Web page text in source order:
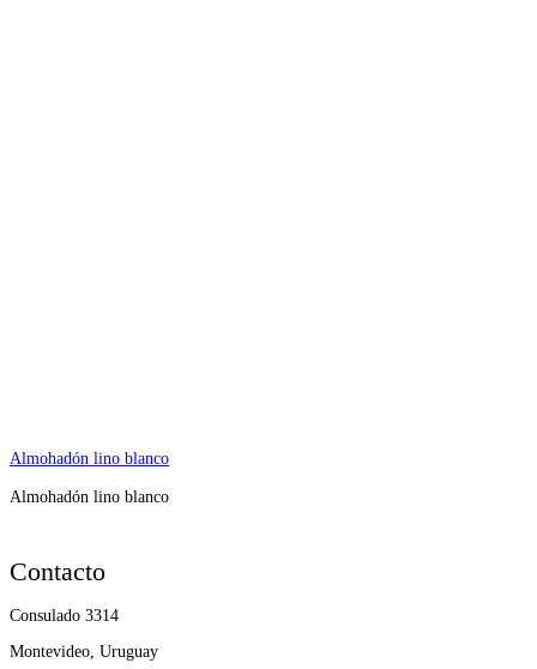
Almohadón lino blanco
Almohadón lino blanco
Contacto
Consulado 3314
Montevideo, Uruguay